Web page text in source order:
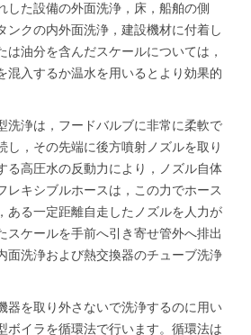
した設備の外面洗浄，床，船舶の側
ンクの内外面洗浄，建設機材に付着し
は油分を含んだスケールについては，
混入するか温水を用いるとより効果的
洗浄は，フードバルブに非常に柔軟で
し，その先端に後方噴射ノズルを取り
る高圧水の反動力により，ノズル自体
レキシブルホースは，この力でホース
ある一定距離自走したノズルを人力が
スケールを手前へ引き寄せ管外へ排出
面洗浄および熱交換器のチューブ洗浄
器を取り外さないで洗浄するのに用い
ボイラを循環法で行います。循環法は